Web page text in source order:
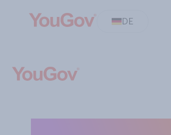
DE